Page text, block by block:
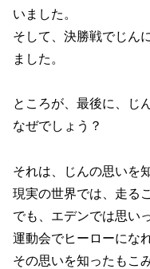
いました。
そして、決勝戦でじん
ました。
ところが、最後に、じ
なぜでしょう？
それは、じんの思いを
現実の世界では、走る
でも、エデンでは思い
運動会でヒーローにな
その思いを知ったもこ